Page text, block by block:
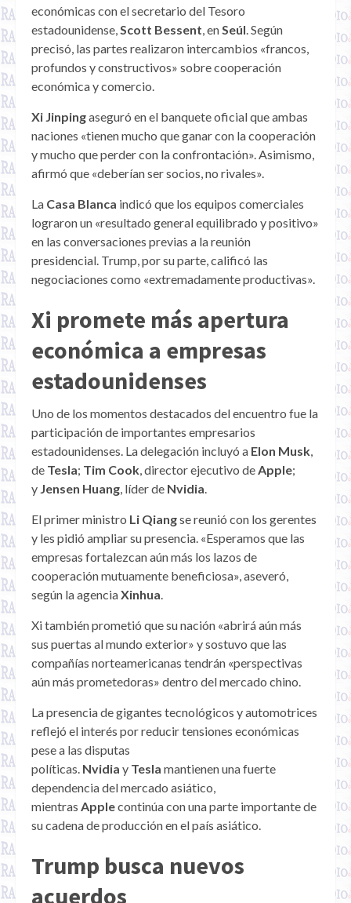
económicas con el secretario del Tesoro
estadounidense, Scott Bessent , en Seúl . Según
precisó, las partes realizaron intercambios «francos,
profundos y constructivos» sobre cooperación
económica y comercio.
Xi Jinpingaseguró en el banquete oficial que ambas
naciones «tienen mucho que ganar con la cooperación
y mucho que perder con la confrontación». Asimismo,
afirmó que «deberían ser socios, no rivales».
La Casa Blanca indicó que los equipos comerciales
lograron un «resultado general equilibrado y positivo»
en las conversaciones previas a la reunión
presidencial. Trump, por su parte, calificó las
negociaciones como «extremadamente productivas».
Xi promete más apertura
económica a empresas
estadounidenses
Uno de los momentos destacados del encuentro fue la
participación de importantes empresarios
estadounidenses. La delegación incluyó a Elon Musk
de Tesla; Tim Cook , director ejecutivo de Apple;
y Jensen Huang , líder de Nvidia
El primer ministro Li Qiangse reunió con los gerentes
y les pidió ampliar su presencia. «Esperamos que las
empresas fortalezcan aún más los lazos de
cooperación mutuamente beneficiosa», aseveró,
según la agenciaXinhua
Xi también prometió que su nación «abrirá aún más
sus puertas al mundo exterior» y sostuvo que las
compañías norteamericanas tendrán «perspectivas
aún más prometedoras» dentro del mercado chino.
La presencia de gigantes tecnológicos y automotrices
reflejó el interés por reducir tensiones económicas
pese a las disputas
políticas. Nvidia y Tesla mantienen una fuerte
dependencia del mercado asiático,
mientras Applecontinúa con una parte importante de
su cadena de producción en el país asiático.
Trump busca nuevos
acuerdos